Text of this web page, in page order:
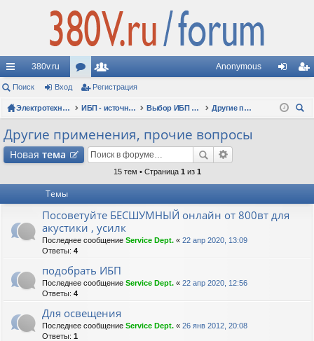
с
ы
лк
380v.ru
ор
ум
ол
ьз
ат
Anonymous
д ис
Поиск Вход Регистрация
Электротехнические форумы ИБП - источники бесперебойного питания Выбор ИБП по сфере применения (рекомендации, советы, опыт эксплуатации)
Другие применения, прочие вопросы
Другие применения, прочие вопросы
Новая тема
15 тем • Страница 1 из 1
Темы
Посоветуйте БЕСШУМНЫЙ онлайн от 800вт для
акустики , усилк
Последнее сообщение Service Dept. « 22 апр 2020, 13:09
Ответы: 4
подобрать ИБП
Последнее сообщение Service Dept. « 22 апр 2020, 12:56
Ответы: 4
Для освещения
Последнее сообщение Service Dept. « 26 янв 2012, 20:08
Ответы: 1